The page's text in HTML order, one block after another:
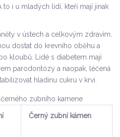
i u mladých lidí, kteří mají jinak
v ústech a celkovým zdravím.
dostat do krevního oběhu a
kloubů. Lidé s diabetem mají
parodontózy a naopak, léčená
hladinu cukru v krvi.
zubního kamene
Černý zubní kámen